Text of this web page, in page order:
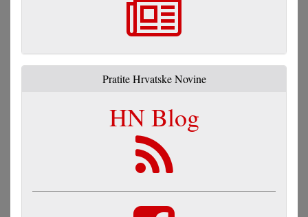
Pratite Hrvatske Novine
HN Blog